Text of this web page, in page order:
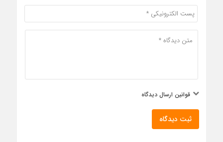
قوانین ارسال دیدگاه
ثبت دیدگاه